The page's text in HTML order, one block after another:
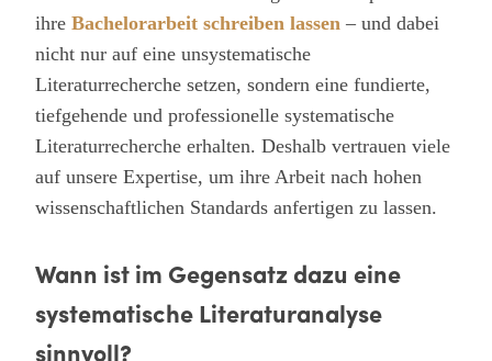
ihre Bachelorarbeit schreiben lassen – und dabei
nicht nur auf eine unsystematische
Literaturrecherche setzen, sondern eine fundierte,
tiefgehende und professionelle systematische
Literaturrecherche erhalten. Deshalb vertrauen viele
auf unsere Expertise, um ihre Arbeit nach hohen
wissenschaftlichen Standards anfertigen zu lassen.
Wann ist im Gegensatz dazu eine
systematische Literaturanalyse